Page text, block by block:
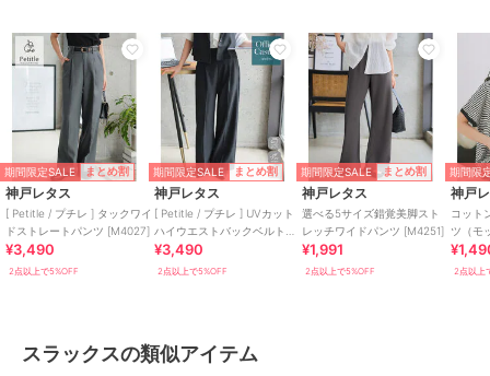
5%
商品のお取り扱い方法
パンツ
ポリエステル素材 / 無地/UVカ
ット加工/吸水速乾加工/スト
レッチ/ワイド・バギー/スト
レートパンツ
ハイライズ/ラ
イフスタイル /就活
スラックス
ポリエステル素材
無地/UVカ
レートパンツ /
イフスタイル/
期間限定SALE まとめ割
神戸レタス
[ Petitle / プチレ ] タックワイ
ドストレートパンツ [M4027]
¥3,490
2点以上で5%OFF
期間限定SALE まとめ割
神戸レタス
[ Petitle / プチレ ] UVカット
ハイウエストバックベルトパ
ンツ [M4422]
¥3,490
2点以上で5%OFF
期間限定SALE まとめ割
神戸レタス
選べる5サイズ錯覚美脚スト
レッチワイドパンツ [M4251]
¥1,991
2点以上で5%OFF
期間限
神戸
コット
ツ（モ
ック）
2点以上
スラックスの類似アイテム